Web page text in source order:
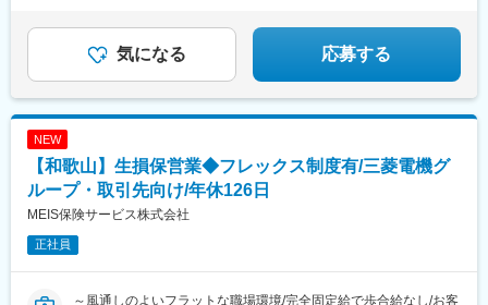
気になる 応募する
NEW
【和歌山】生損保営業◆フレックス制度有/三菱電機グ
ループ・取引先向け/年休126日
MEIS保険サービス株式会社
正社員
～風通しのよいフラットな職場環境/完全固定給で歩合給なし/お客